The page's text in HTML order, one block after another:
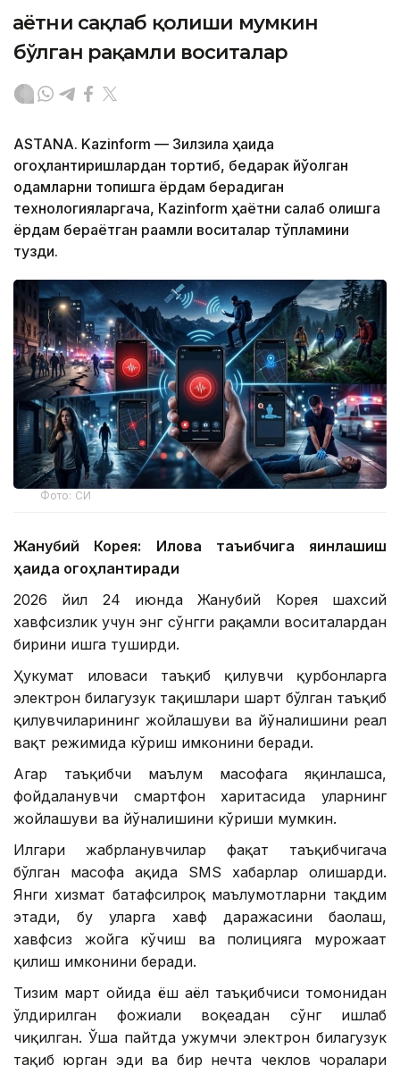
Ҳаётни сақлаб қолиши мумкин
бўлган рақамли воситалар
ASTANA. Kazinform — Зилзила ҳақида
огоҳлантиришлардан тортиб, бедарак йўқолган
одамларни топишга ёрдам берадиган
технологияларгача, Кazinform ҳаётни сақлаб қолишга
ёрдам бераётган рақамли воситалар тўпламини
тузди.
Фото: СИ
Жанубий Корея: Илова таъқибчига яқинлашиш
ҳақида огоҳлантиради
2026 йил 24 июнда Жанубий Корея шахсий
хавфсизлик учун энг сўнгги рақамли воситалардан
бирини ишга туширди.
Ҳукумат иловаси таъқиб қилувчи қурбонларга
электрон билагузук тақишлари шарт бўлган таъқиб
қилувчиларининг жойлашуви ва йўналишини реал
вақт режимида кўриш имконини беради.
Агар таъқибчи маълум масофага яқинлашса,
фойдаланувчи смартфон харитасида уларнинг
жойлашуви ва йўналишини кўриши мумкин.
Илгари жабрланувчилар фақат таъқибчигача
бўлган масофа ҳақида SМS хабарлар олишарди.
Янги хизмат батафсилроқ маълумотларни тақдим
этади, бу уларга хавф даражасини баҳолаш,
хавфсиз жойга кўчиш ва полицияга мурожаат
қилиш имконини беради.
Тизим март ойида ёш аёл таъқибчиси томонидан
ўлдирилган фожиали воқеадан сўнг ишлаб
чиқилган. Ўша пайтда ҳужумчи электрон билагузук
тақиб юрган эди ва бир нечта чеклов чоралари